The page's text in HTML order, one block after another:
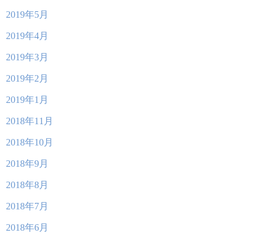
2019年5月
2019年4月
2019年3月
2019年2月
2019年1月
2018年11月
2018年10月
2018年9月
2018年8月
2018年7月
2018年6月